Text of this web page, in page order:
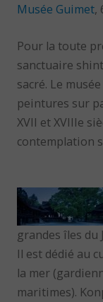
Musée Guimet,
Pour la toute
sanctuaire
sacré. Le
peintures sur
XVII et XVIIIe
contemplation
grandes îles du
Il est dédié au
la mer
maritimes).